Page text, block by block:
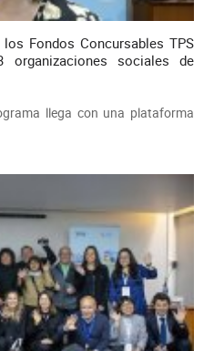
Fondos Concursables TPS
sociales de
llega con una plataforma